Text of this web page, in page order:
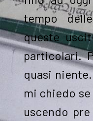
tempo
queste
particolari.
quasi
mi chiedo
uscendo